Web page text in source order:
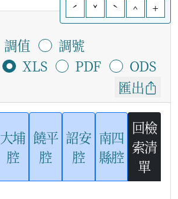
ˊ
ˇ ˋ ^ +
調值
調號
XLS
PDF
ODS
匯出
大埔
腔
饒平
腔
詔安
腔
南四
縣腔
回檢
索清
單